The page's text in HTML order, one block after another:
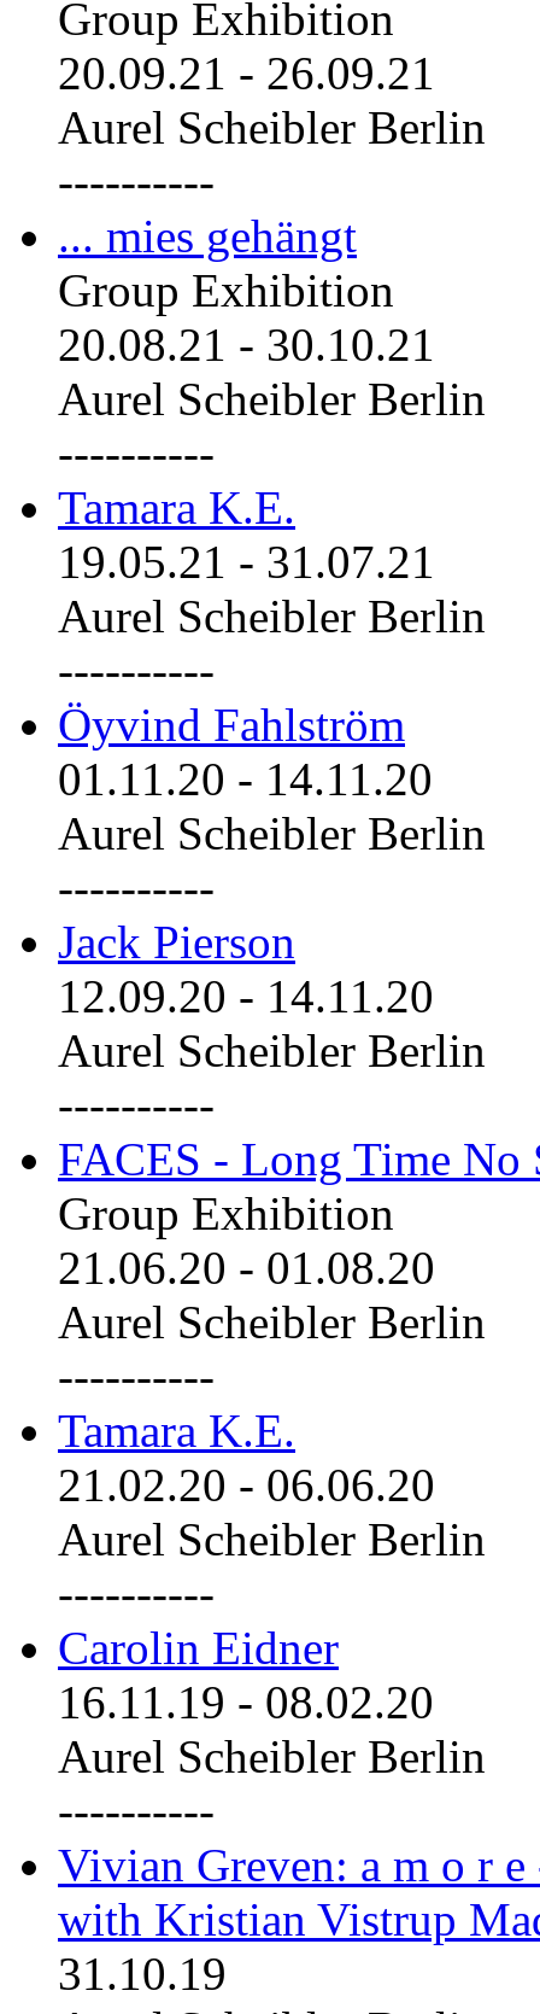
Group Exhibition
20.09.21 - 26.09.21
Aurel Scheibler Berlin
----------
... mies gehängt
Group Exhibition
20.08.21 - 30.10.21
Aurel Scheibler Berlin
----------
Tamara K.E.
19.05.21 - 31.07.21
Aurel Scheibler Berlin
----------
Öyvind Fahlström
01.11.20 - 14.11.20
Aurel Scheibler Berlin
----------
Jack Pierson
12.09.20 - 14.11.20
Aurel Scheibler Berlin
----------
FACES - Long Time No
Group Exhibition
21.06.20 - 01.08.20
Aurel Scheibler Berlin
----------
Tamara K.E.
21.02.20 - 06.06.20
Aurel Scheibler Berlin
----------
Carolin Eidner
16.11.19 - 08.02.20
Aurel Scheibler Berlin
----------
Vivian Greven: a m o r
with Kristian Vistrup
31.10.19